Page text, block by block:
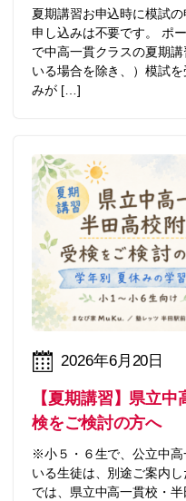
夏期講習お申込時に模試
申し込みは不要です。 ポ
で中高一貫クラスの夏期
いる場合を除き、）模試
みが […]
2026年6月20日
【夏期講習】県立
検をご検討の方へ
※小５・６生で、公立中
いる生徒は、別途ご案内
では、県立中高一貫校・